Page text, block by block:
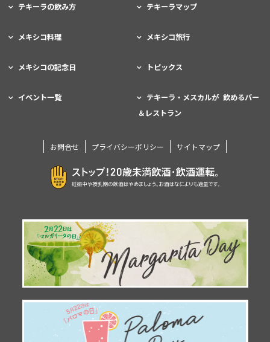
テキーラの飲み方 テキーラマップ
メキシコ料理 メキシコ旅行
メキシコの記念日 トピックス
イベント一覧
テキーラ・メスカルが 飲めるバー
＆レストラン
お問合せ プライバシーポリシー サイトマップ